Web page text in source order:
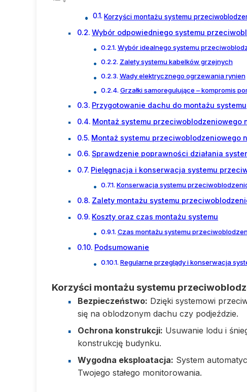
Korzyści montażu systemu
Wybór odpowiedniego systemu
Wybór idealnego systemu
Zalety systemu kabelków grzejnych
Wady elektrycznego ogrzewania rynien
Grzałki samoregulujące – kompromis
Przygotowanie dachu do montażu systemu
Montaż systemu przeciwoblodzeniowego
Montaż systemu przeciwoblodzeniowego
Sprawdzenie poprawności działania
Pielęgnacja i konserwacja systemu
Konserwacja systemu
Zalety montażu systemu
Koszty oraz czas montażu systemu
Czas montażu systemu
Podsumowanie
Regularne przeglądy i konserwacja
Korzyści montażu systemu
Bezpieczeństwo: Dzięki systemowi
się na oblodzonym dachu czy podjeździe.
Ochrona konstrukcji: Usuwanie lodu i
konstrukcję budynku.
Wygodna eksploatacja: System
Twojego stałego monitorowania.